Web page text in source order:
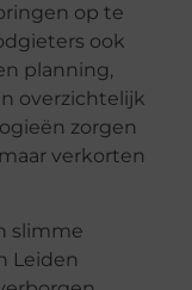
op te
ook
planning,
overzichtelijk
zorgen
verkorten
slimme
Leiden